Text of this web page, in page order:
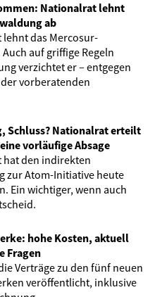
Nationalrat lehnt
ab
lehnt das Mercosur-
auf griffige Regeln
verzichtet er – entgegen
vorberatenden
Schluss? Nationalrat erteilt
vorläufige Absage
hat den indirekten
zur Atom-Initiative heute
Ein wichtiger, wenn auch
hohe Kosten, aktuell
Fragen
Verträge zu den fünf neuen
veröffentlicht, inklusive